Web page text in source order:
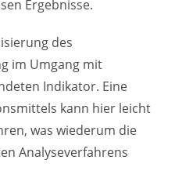
Ergebnisse.
des
im Umgang mit
Indikator. Eine
kann hier leicht
was wiederum die
Analyseverfahrens